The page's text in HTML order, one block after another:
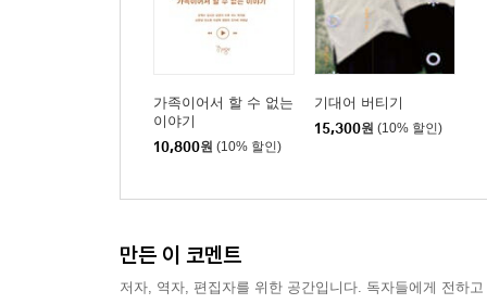
가족이어서 할 수 없는
이야기
10,800원 (10% 할인)
기대어 버티기
15,300원 (10% 할인)
만든 이 코멘트
저자, 역자, 편집자를 위한 공간입니다. 독자들에게 전하